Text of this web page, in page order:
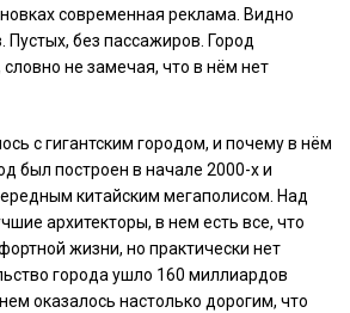
современная реклама. Видно
Пустых, без пассажиров. Город
не замечая, что в нём нет
с гигантским городом, и почему в нём
был построен в начале 2000-х и
китайским мегаполисом. Над
архитекторы, в нем есть все, что
жизни, но практически нет
города ушло 160 миллиардов
оказалось настолько дорогим, что